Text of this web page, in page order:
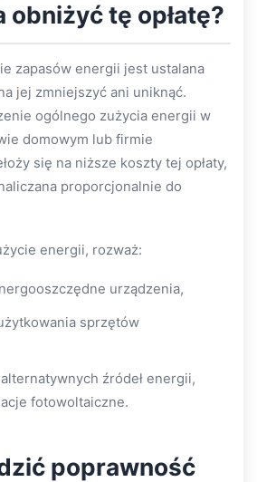
obniżyć tę opłatę?
zapasów energii jest ustalana
jej zmniejszyć ani uniknąć.
ogólnego zużycia energii w
domowym lub firmie
się na niższe koszty tej opłaty,
proporcjonalnie do
energii, rozważ:
urządzenia,
sprzętów
źródeł energii,
fotowoltaiczne.
poprawność